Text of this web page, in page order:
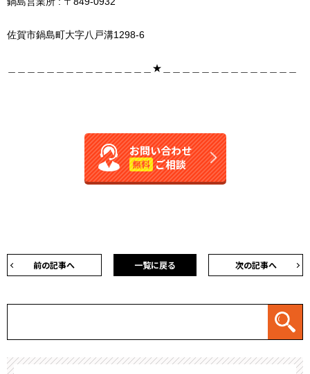
佐賀市鍋島町大字八戸溝1298-6
＿＿＿＿＿＿＿＿＿＿＿＿＿＿＿★＿＿＿＿＿＿＿＿＿＿＿＿＿＿
お問い合わせ
無料 ご相談
前の記事へ 次の記事へ
一覧に戻る